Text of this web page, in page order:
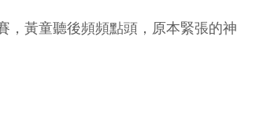
，黃童聽後頻頻點頭，原本緊張的神